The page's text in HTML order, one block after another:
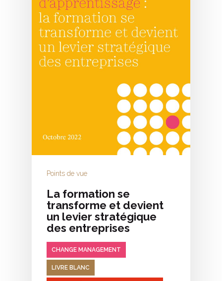
Points de vue
La formation se
transforme et devient
un levier stratégique
des entreprises
CHANGE MANAGEMENT
LIVRE BLANC